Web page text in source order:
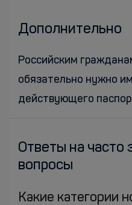
Дополнительно
Российским
обязательно нужно
действующего
Ответы на часто
вопросы
Какие категории